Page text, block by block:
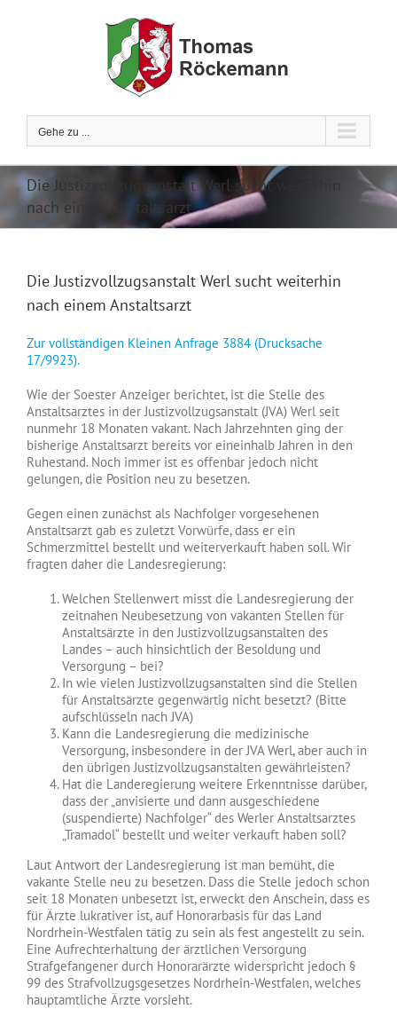
Gehe zu ...
Die Justizvollzugsanstalt Werl sucht weiterhin
nach einem Anstaltsarzt
Die Justizvollzugsanstalt Werl sucht weiterhin
nach einem Anstaltsarzt
Zur vollständigen Kleinen Anfrage 3884 (Drucksache
17/9923).
Wie der Soester Anzeiger berichtet, ist die Stelle des
Anstaltsarztes in der Justizvollzugsanstalt (JVA) Werl seit
nunmehr 18 Monaten vakant. Nach Jahrzehnten ging der
bisherige Anstaltsarzt bereits vor eineinhalb Jahren in den
Ruhestand. Noch immer ist es offenbar jedoch nicht
gelungen, die Position neu zu besetzen.
Gegen einen zunächst als Nachfolger vorgesehenen
Anstaltsarzt gab es zuletzt Vorwürfe, dass er ein
Schmerzmittel bestellt und weiterverkauft haben soll. Wir
fragten daher die Landesregierung:
Welchen Stellenwert misst die Landesregierung der
zeitnahen Neubesetzung von vakanten Stellen für
Anstaltsärzte in den Justizvollzugsanstalten des
Landes – auch hinsichtlich der Besoldung und
Versorgung – bei?
In wie vielen Justizvollzugsanstalten sind die Stellen
für Anstaltsärzte gegenwärtig nicht besetzt? (Bitte
aufschlüsseln nach JVA)
Kann die Landesregierung die medizinische
Versorgung, insbesondere in der JVA Werl, aber auch in
den übrigen Justizvollzugsanstalten gewährleisten?
Hat die Landeregierung weitere Erkenntnisse darüber,
dass der „anvisierte und dann ausgeschiedene
(suspendierte) Nachfolger“ des Werler Anstaltsarztes
„Tramadol“ bestellt und weiter verkauft haben soll?
Laut Antwort der Landesregierung ist man bemüht, die
vakante Stelle neu zu besetzen. Dass die Stelle jedoch schon
seit 18 Monaten unbesetzt ist, erweckt den Anschein, dass es
für Ärzte lukrativer ist, auf Honorarbasis für das Land
Nordrhein-Westfalen tätig zu sein als fest angestellt zu sein.
Eine Aufrechterhaltung der ärztlichen Versorgung
Strafgefangener durch Honorarärzte widerspricht jedoch §
99 des Strafvollzugsgesetzes Nordrhein-Westfalen, welches
hauptamtliche Ärzte vorsieht.